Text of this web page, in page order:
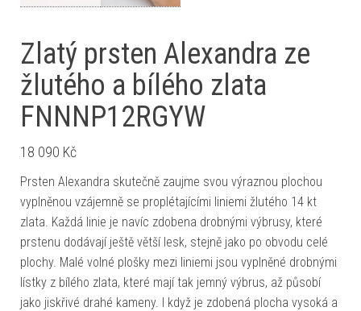
Zlatý prsten Alexandra ze
žlutého a bílého zlata
FNNNP12RGYW
18 090 Kč
Prsten Alexandra skutečně zaujme svou výraznou plochou
vyplněnou vzájemně se proplétajícími liniemi žlutého 14 kt
zlata. Každá linie je navíc zdobena drobnými výbrusy, které
prstenu dodávají ještě větší lesk, stejně jako po obvodu celé
plochy. Malé volné plošky mezi liniemi jsou vyplněné drobnými
lístky z bílého zlata, které mají tak jemný výbrus, až působí
jako jiskřivé drahé kameny. I když je zdobená plocha vysoká a